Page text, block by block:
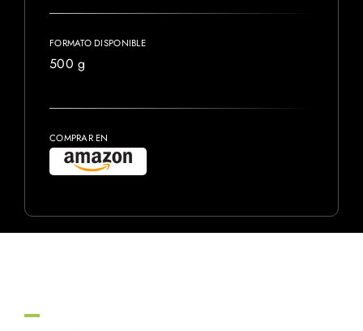
FORMATO DISPONIBLE
500 g
COMPRAR EN